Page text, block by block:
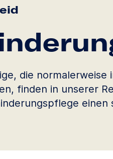
die normalerweise
finden in unserer